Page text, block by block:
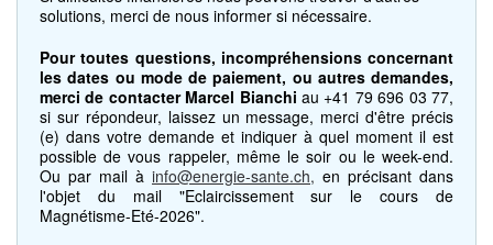
solutions, merci de nous informer si nécessaire.
Pour toutes questions, incompréhensions concernant
les dates ou mode de paiement, ou autres demandes,
merci de contacter Marcel Bianchi au +41 79 696 03 77,
si sur répondeur, laissez un message, merci d'être précis
(e) dans votre demande et indiquer à quel moment il est
possible de vous rappeler, même le soir ou le week-end.
Ou par mail à info@energie-sante.ch, en précisant dans
l'objet du mail "Eclaircissement sur le cours de
Magnétisme-Eté-2026".